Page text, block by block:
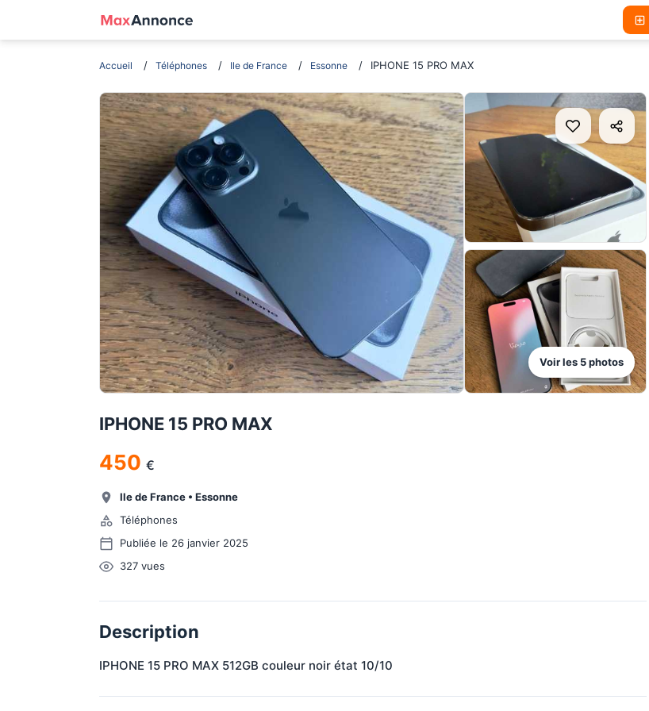
Accueil Téléphones Ile de France Essonne IPHONE 15 PRO MAX
Voir les 5photos
IPHONE 15 PRO MAX
450 €
Ile de France• Essonne
Téléphones
Publiée le 26 janvier 2025
327vues
Description
IPHONE 15 PRO MAX 512GB couleur noir état 10/10